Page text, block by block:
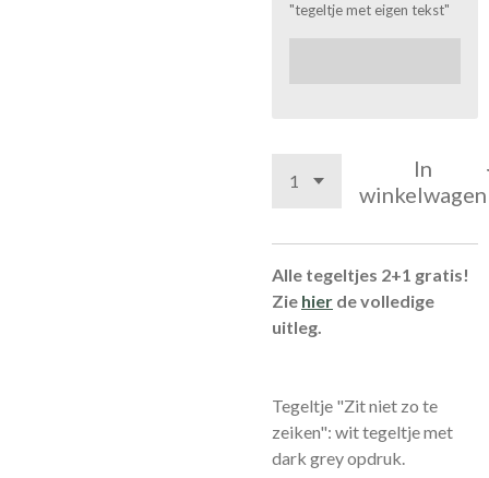
"tegeltje met eigen tekst"
In
winkelwagen
Alle tegeltjes 2+1 gratis!
Zie hier de volledige
uitleg.
Tegeltje "Zit niet zo te
zeiken": wit tegeltje met
dark grey opdruk.